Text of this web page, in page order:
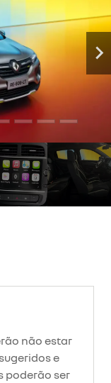
não estar
e
poderão ser